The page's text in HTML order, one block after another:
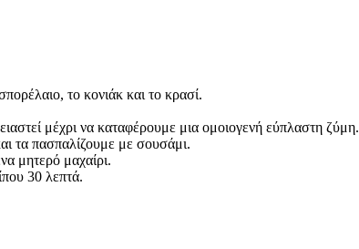
το κονιάκ και το κρασί.
μέχρι να καταφέρουμε μια ομοιογενή εύπλαστη ζύμη.
τα πασπαλίζουμε με σουσάμι.
μητερό μαχαίρι.
30 λεπτά.